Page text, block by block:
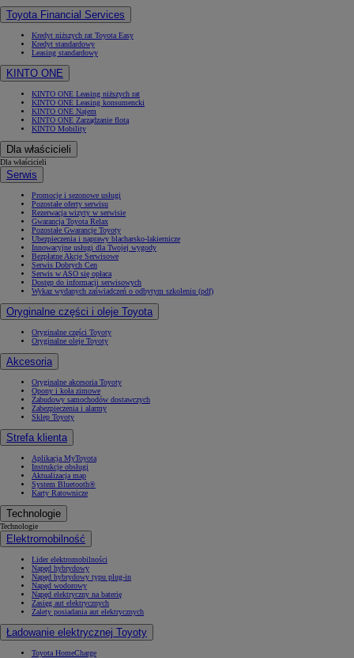
Toyota Financial Services
Kredyt niższych rat Toyota Easy
Kredyt standardowy
Leasing standardowy
KINTO ONE
KINTO ONE Leasing niższych rat
KINTO ONE Leasing konsumencki
KINTO ONE Najem
KINTO ONE Zarządzanie flotą
KINTO Mobility
Dla właścicieli
Dla właścicieli
Serwis
Promocje i sezonowe usługi
Pozostałe oferty serwisu
Rezerwacja wizyty w serwisie
Gwarancja Toyota Relax
Pozostałe Gwarancje Toyoty
Ubezpieczenia i naprawy blacharsko-lakiernicze
Innowacyjne usługi dla Twojej wygody
Bezpłatne Akcje Serwisowe
Serwis Dobrych Cen
Serwis w ASO się opłaca
Dostęp do informacji serwisowych
Wykaz wydanych zaświadczeń o odbytym szkoleniu (pdf)
Oryginalne części i oleje Toyota
Oryginalne części Toyoty
Oryginalne oleje Toyoty
Akcesoria
Oryginalne akcesoria Toyoty
Opony i koła zimowe
Zabudowy samochodów dostawczych
Zabezpieczenia i alarmy
Sklep Toyoty
Strefa klienta
Aplikacja MyToyota
Instrukcje obsługi
Aktualizacja map
System Bluetooth®
Karty Ratownicze
Technologie
Technologie
Elektromobilność
Lider elektromobilności
Napęd hybrydowy
Napęd hybrydowy typu plug-in
Napęd wodorowy
Napęd elektryczny na baterię
Zasięg aut elektrycznych
Zalety posiadania aut elektrycznych
Ładowanie elektrycznej Toyoty
Toyota HomeCharge